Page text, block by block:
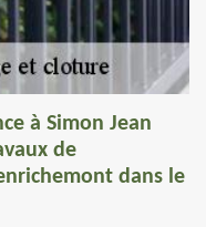
à Simon Jean
de
dans le